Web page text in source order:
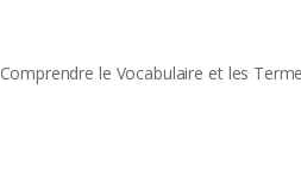
Comprendre le Vocabulaire et les